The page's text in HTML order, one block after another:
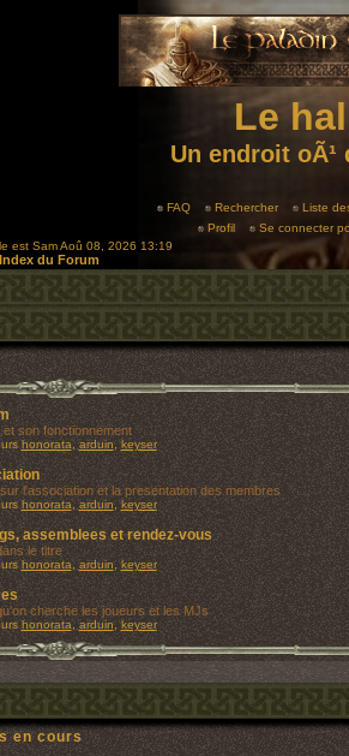
Le
Un endroit
FAQ Rechercher
Liste
Profil
Se connecter
est Sam Aoû 08, 2026 13:19
du Forum
son fonctionnement
honorata ,arduin ,keyser
l'association et la presentation des membres
honorata ,arduin ,keyser
assemblees et rendez-vous
le titre
honorata ,arduin ,keyser
cherche les joueurs et les MJs
honorata ,arduin ,keyser
en cours